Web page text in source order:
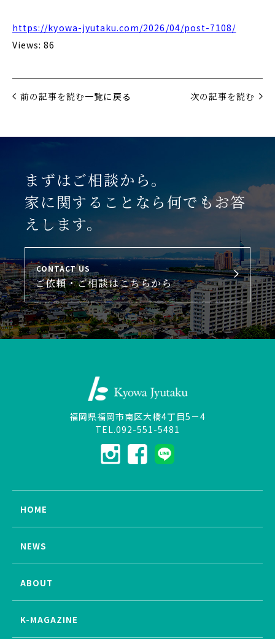
https://kyowa-jyutaku.com/2026/04/post-7108/
Views: 86
前の記事を読む一覧に戻る 次の記事を読む
まずはご相談から。
家に関することなら何でもお答
えします。
CONTACT US
ご依頼・ご相談はこちらから
福岡県福岡市南区大橋4丁目5－4
TEL.092-551-5481
HOME
NEWS
ABOUT
K-MAGAZINE